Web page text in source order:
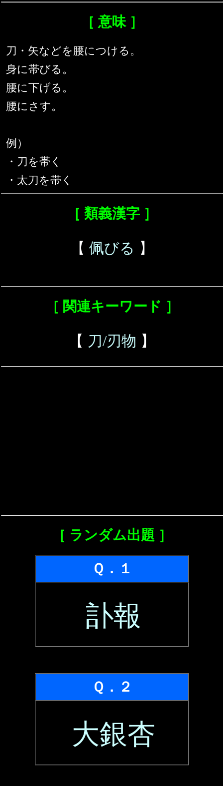
［ 意味 ］
刀・矢などを腰につける。
身に帯びる。
腰に下げる。
腰にさす。
例）
・刀を帯く
・太刀を帯く
［ 類義漢字 ］
【 佩びる 】
［ 関連キーワード ］
【 刀/刃物 】
［ ランダム出題 ］
Ｑ．１
訃報
Ｑ．２
大銀杏